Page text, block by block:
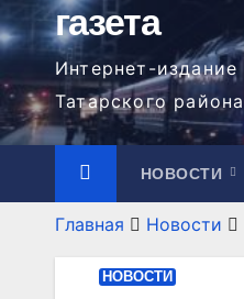
газета
Интернет-издание
Татарского района
НОВОСТИ
Главная Новости
НОВОСТИ